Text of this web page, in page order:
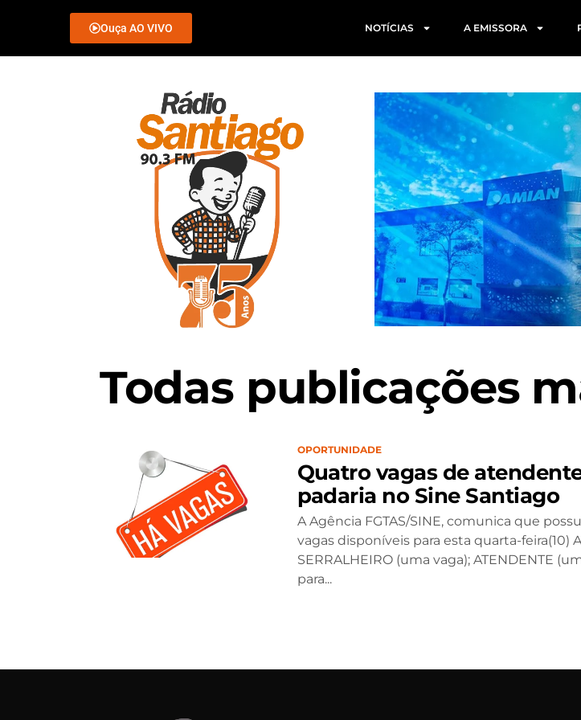
Ouça AO VIVO NOTÍCIAS A EMISSORA
Todas publicações
OPORTUNIDADE
Quatro vagas de
padaria no Sine Santiago
A Agência FGTAS/SINE, comunica que
vagas disponíveis para esta quarta-feira(10)
SERRALHEIRO (uma vaga); ATENDENTE
para...